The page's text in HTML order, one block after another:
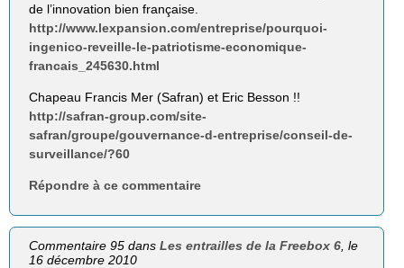
de l’innovation bien française.
http://www.lexpansion.com/entreprise/pourquoi-
ingenico-reveille-le-patriotisme-economique-
francais_245630.html
Chapeau Francis Mer (Safran) et Eric Besson !!
http://safran-group.com/site-
safran/groupe/gouvernance-d-entreprise/conseil-de-
surveillance/?60
Répondre à ce commentaire
Commentaire 95 dansLes entrailles de la Freebox 6 , le
16 décembre 2010